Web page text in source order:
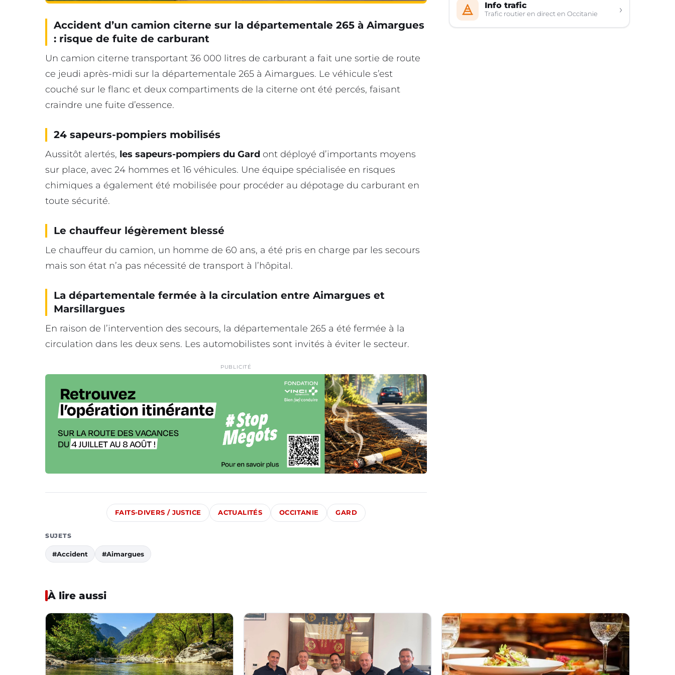
Accident d’un camion citerne sur la départementale 265 à Aimargues
: risque de fuite de carburant
Un camion citerne transportant 36 000 litres de carburant a fait une sortie de route
ce jeudi après-midi sur la départementale 265 à Aimargues. Le véhicule s’est
couché sur le flanc et deux compartiments de la citerne ont été percés, faisant
craindre une fuite d’essence.
24 sapeurs-pompiers mobilisés
Aussitôt alertés, les sapeurs-pompiers du Gard ont déployé d’importants moyens
sur place, avec 24 hommes et 16 véhicules. Une équipe spécialisée en risques
chimiques a également été mobilisée pour procéder au dépotage du carburant en
toute sécurité.
Le chauffeur légèrement blessé
Le chauffeur du camion, un homme de 60 ans, a été pris en charge par les secours
mais son état n’a pas nécessité de transport à l’hôpital.
La départementale fermée à la circulation entre Aimargues et
Marsillargues
En raison de l’intervention des secours, la départementale 265 a été fermée à la
circulation dans les deux sens. Les automobilistes sont invités à éviter le secteur.
PUBLICITÉ
FAITS-DIVERS / JUSTICE ACTUALITÉS OCCITANIE GARD
SUJETS
#Accident #Aimargues
Info trafic
Trafic routier en direct en Occitanie ›
À lire aussi